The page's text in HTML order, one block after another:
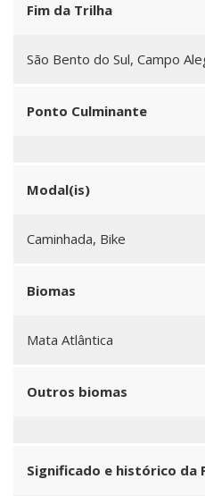
Fim da Trilha
São Bento do Sul, Campo
Ponto Culminante
Modal(is)
Caminhada, Bike
Biomas
Mata Atlântica
Outros biomas
Significado e histórico da